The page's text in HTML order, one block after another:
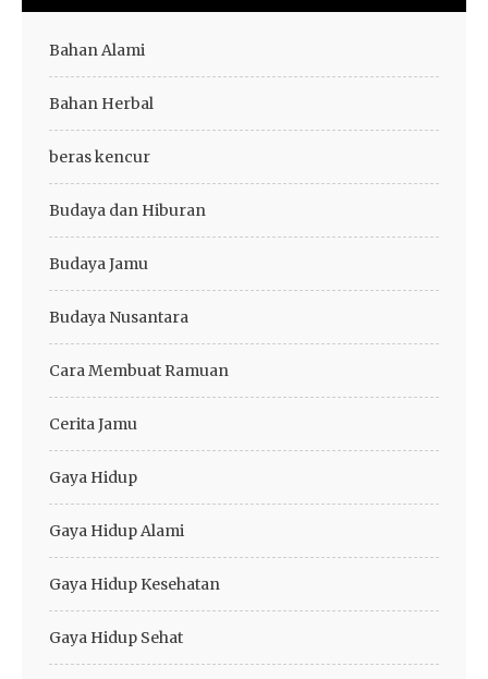
Bahan Alami
Bahan Herbal
beras kencur
Budaya dan Hiburan
Budaya Jamu
Budaya Nusantara
Cara Membuat Ramuan
Cerita Jamu
Gaya Hidup
Gaya Hidup Alami
Gaya Hidup Kesehatan
Gaya Hidup Sehat